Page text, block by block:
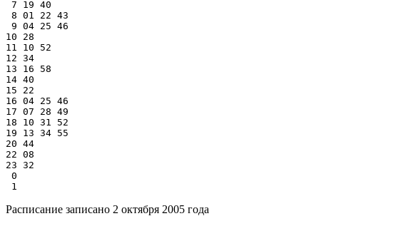
7 19 40
8 01 22 43
9 04 25 46
10 28
11 10 52
12 34
13 16 58
14 40
15 22
16 04 25 46
17 07 28 49
18 10 31 52
19 13 34 55
20 44
22 08
23 32
0
Расписание записано 2 октября 2005 года